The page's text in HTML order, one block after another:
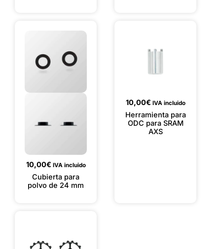
10,00€ IVA incluido
Cubierta para
polvo de 24 mm
10,00€ IVA incluido
Herramienta para
ODC para SRAM
AXS